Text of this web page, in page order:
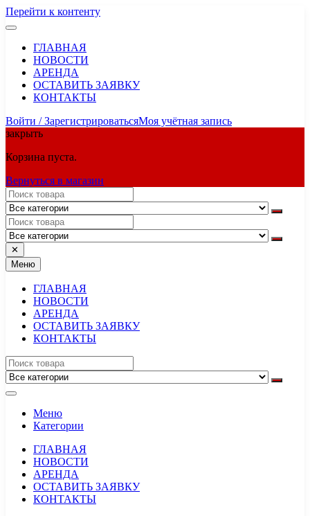
Перейти к контенту
ГЛАВНАЯ
НОВОСТИ
АРЕНДА
ОСТАВИТЬ ЗАЯВКУ
КОНТАКТЫ
Войти / ЗарегистрироватьсяМоя учётная запись
закрыть
Корзина пуста.
Вернуться в магазин
✕
Меню
ГЛАВНАЯ
НОВОСТИ
АРЕНДА
ОСТАВИТЬ ЗАЯВКУ
КОНТАКТЫ
Меню
Категории
ГЛАВНАЯ
НОВОСТИ
АРЕНДА
ОСТАВИТЬ ЗАЯВКУ
КОНТАКТЫ